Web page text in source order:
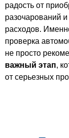
радость от
разочарований
расходов.
проверка
не просто
важный этап,
от серьезных